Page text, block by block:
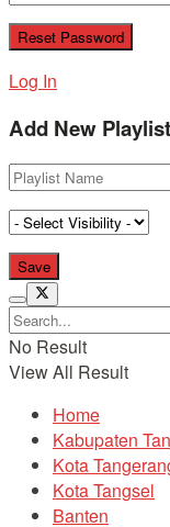
Log In
Add New Playlist
No Result
View All Result
Home
Kabupaten
Kota
Kota Tangsel
Banten